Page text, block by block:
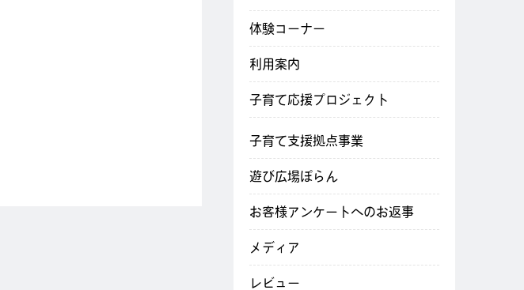
体験コーナー
利用案内
子育て応援プロジェクト
子育て支援拠点事業
遊び広場ぽらん
お客様アンケートへのお返事
メディア
レビュー